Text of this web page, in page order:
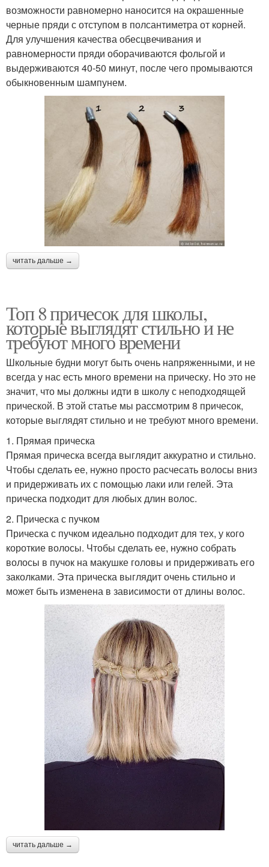
возможности равномерно наносится на окрашенные
черные пряди с отступом в полсантиметра от корней.
Для улучшения качества обесцвечивания и
равномерности пряди оборачиваются фольгой и
выдерживаются 40-50 минут, после чего промываются
обыкновенным шампунем.
читать дальше →
Топ 8 причесок для школы,
которые выглядят стильно и не
требуют много времени
Школьные будни могут быть очень напряженными, и не
всегда у нас есть много времени на прическу. Но это не
значит, что мы должны идти в школу с неподходящей
прической. В этой статье мы рассмотрим 8 причесок,
которые выглядят стильно и не требуют много времени.
1. Прямая прическа
Прямая прическа всегда выглядит аккуратно и стильно.
Чтобы сделать ее, нужно просто расчесать волосы вниз
и придерживать их с помощью лаки или гелей. Эта
прическа подходит для любых длин волос.
2. Прическа с пучком
Прическа с пучком идеально подходит для тех, у кого
короткие волосы. Чтобы сделать ее, нужно собрать
волосы в пучок на макушке головы и придерживать его
заколками. Эта прическа выглядит очень стильно и
может быть изменена в зависимости от длины волос.
читать дальше →